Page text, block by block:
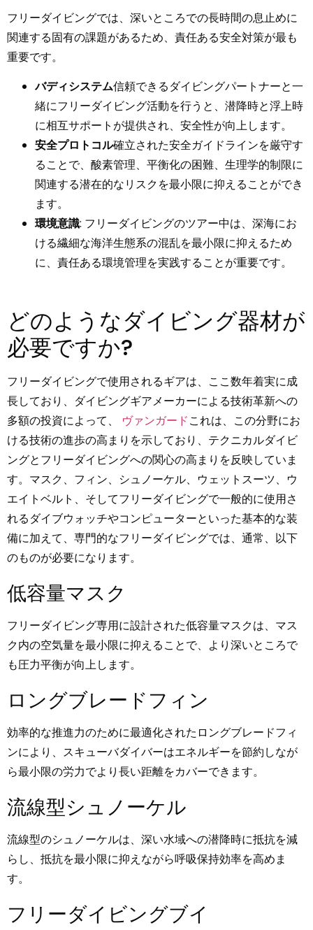
フリーダイビングでは、深いところでの長時間の息止めに
関連する固有の課題があるため、責任ある安全対策が最も
重要です。
バディシステム信頼できるダイビングパートナーと一
緒にフリーダイビング活動を行うと、潜降時と浮上時
に相互サポートが提供され、安全性が向上します。
安全プロトコル確立された安全ガイドラインを厳守す
ることで、酸素管理、平衡化の困難、生理学的制限に
関連する潜在的なリスクを最小限に抑えることができ
ます。
環境意識: フリーダイビングのツアー中は、深海にお
ける繊細な海洋生態系の混乱を最小限に抑えるため
に、責任ある環境管理を実践することが重要です。
どのようなダイビング器材が
必要ですか?
フリーダイビングで使用されるギアは、ここ数年着実に成
長しており、ダイビングギアメーカーによる技術革新への
多額の投資によって、 ヴァンガードこれは、この分野にお
ける技術の進歩の高まりを示しており、テクニカルダイビ
ングとフリーダイビングへの関心の高まりを反映していま
す。マスク、フィン、シュノーケル、ウェットスーツ、ウ
エイトベルト、そしてフリーダイビングで一般的に使用さ
れるダイブウォッチやコンピューターといった基本的な装
備に加えて、専門的なフリーダイビングでは、通常、以下
のものが必要になります。
低容量マスク
フリーダイビング専用に設計された低容量マスクは、マス
ク内の空気量を最小限に抑えることで、より深いところで
も圧力平衡が向上します。
ロングブレードフィン
効率的な推進力のために最適化されたロングブレードフィ
ンにより、スキューバダイバーはエネルギーを節約しなが
ら最小限の労力でより長い距離をカバーできます。
流線型シュノーケル
流線型のシュノーケルは、深い水域への潜降時に抵抗を減
らし、抵抗を最小限に抑えながら呼吸保持効率を高めま
す。
フリーダイビングブイ